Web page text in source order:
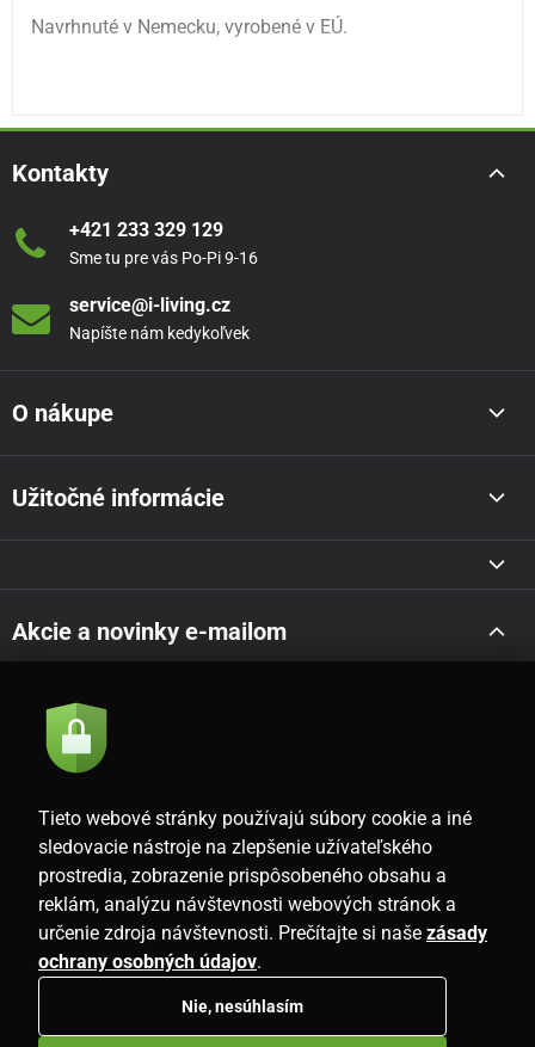
Navrhnuté v Nemecku, vyrobené v EÚ.
Kontakty
+421 233 329 129
Sme tu pre vás Po-Pi 9-16
service@i-living.cz
Napíšte nám kedykoľvek
O nákupe
Užitočné informácie
Akcie a novinky e-mailom
Súhlasím so
SK
Tieto webové stránky používajú súbory cookie a iné
sledovacie nástroje na zlepšenie užívateľského
prostredia, zobrazenie prispôsobeného obsahu a
reklám, analýzu návštevnosti webových stránok a
určenie zdroja návštevnosti. Prečítajte si naše zásady
ochrany osobných údajov.
Nie, nesúhlasím